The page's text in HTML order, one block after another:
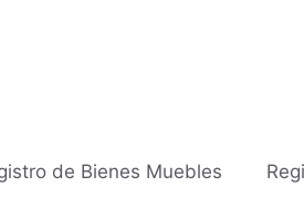
de Bienes Muebles